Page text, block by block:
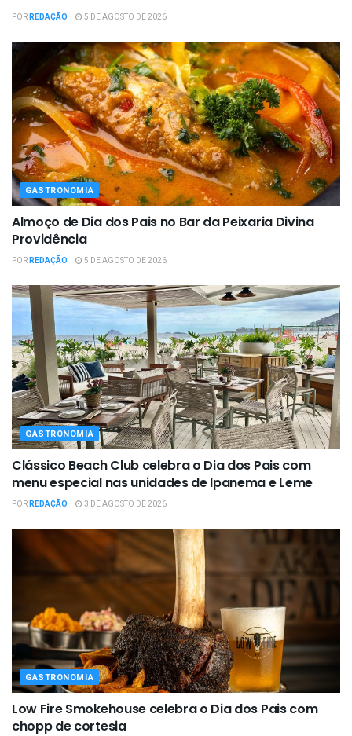
PORREDAÇÃO 5 DE AGOSTO DE 2026
GASTRONOMIA
Almoço de Dia dos Pais no Bar da Peixaria Divina
Providência
PORREDAÇÃO 5 DE AGOSTO DE 2026
GASTRONOMIA
Clássico Beach Club celebra o Dia dos Pais com
menu especial nas unidades de Ipanema e Leme
PORREDAÇÃO 3 DE AGOSTO DE 2026
GASTRONOMIA
Low Fire Smokehouse celebra o Dia dos Pais com
chopp de cortesia